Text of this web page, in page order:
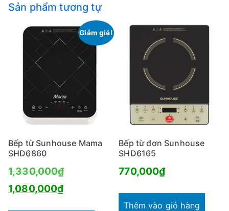
Sản phẩm tương tự
Giảm giá!
Bếp từ Sunhouse Mama
SHD6860
1,330,000₫Giá
gốc
1,080,000₫Giá
Bếp từ đơn Sunhouse
SHD6165
770,000₫
Thêm vào giỏ hàng